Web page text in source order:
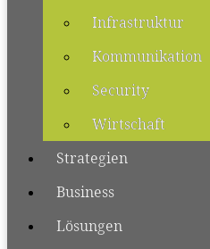
Infrastruktur
Kommunikation
Security
Wirtschaft
Strategien
Business
Lösungen